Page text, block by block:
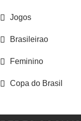
Jogos
Brasileirao
Feminino
Copa do Brasil